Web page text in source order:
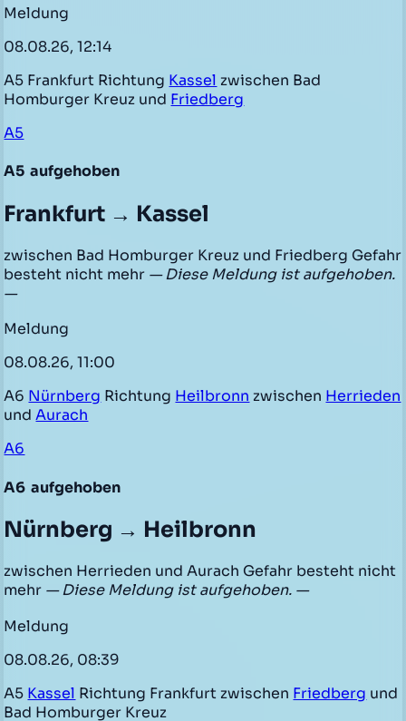
Meldung
08.08.26, 12:14
A5 Frankfurt Richtung Kassel zwischen Bad
Homburger Kreuz und Friedberg
A5
A5 aufgehoben
Frankfurt → Kassel
zwischen Bad Homburger Kreuz und Friedberg Gefahr
besteht nicht mehr — Diese Meldung ist aufgehoben.
—
Meldung
08.08.26, 11:00
A6 Nürnberg Richtung Heilbronn zwischen Herrieden
undAurach
A6
A6 aufgehoben
Nürnberg → Heilbronn
zwischen Herrieden und Aurach Gefahr besteht nicht
mehr — Diese Meldung ist aufgehoben. —
Meldung
08.08.26, 08:39
A5 Kassel Richtung Frankfurt zwischen Friedberg und
Bad Homburger Kreuz